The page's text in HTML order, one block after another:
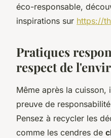
éco-responsable,
inspirations sur https://
Pratiques
respect de
Même après la
preuve de
Pensez à recycler les
comme les cendres de